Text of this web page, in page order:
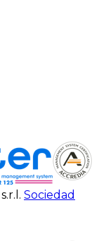
Sociedad